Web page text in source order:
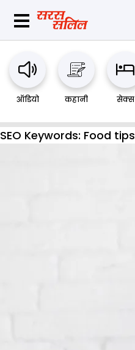
ऑडियो कहानी सेक्स
SEO Keywords: Food tips